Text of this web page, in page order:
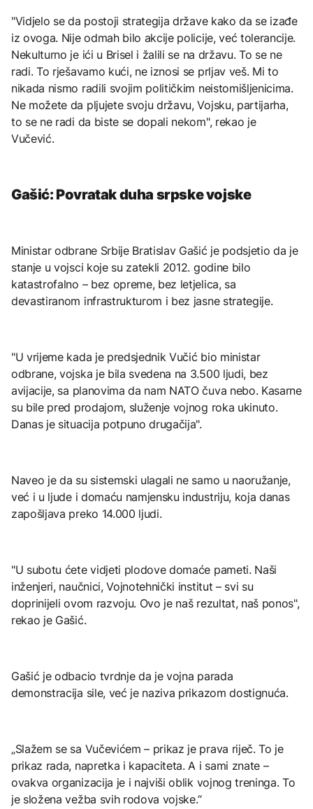
"Vidjelo se da postoji strategija države kako da se izađe
iz ovoga. Nije odmah bilo akcije policije, već tolerancije.
Nekulturno je ići u Brisel i žalili se na državu. To se ne
radi. To rješavamo kući, ne iznosi se prljav veš. Mi to
nikada nismo radili svojim političkim neistomišljenicima.
Ne možete da pljujete svoju državu, Vojsku, partijarha,
to se ne radi da biste se dopali nekom", rekao je
Vučević.
Gašić: Povratak duha srpske vojske
Ministar odbrane Srbije Bratislav Gašić je podsjetio da je
stanje u vojsci koje su zatekli 2012. godine bilo
katastrofalno – bez opreme, bez letjelica, sa
devastiranom infrastrukturom i bez jasne strategije.
"U vrijeme kada je predsjednik Vučić bio ministar
odbrane, vojska je bila svedena na 3.500 ljudi, bez
avijacije, sa planovima da nam NATO čuva nebo. Kasarne
su bile pred prodajom, služenje vojnog roka ukinuto.
Danas je situacija potpuno drugačija".
Naveo je da su sistemski ulagali ne samo u naoružanje,
već i u ljude i domaću namjensku industriju, koja danas
zapošljava preko 14.000 ljudi.
"U subotu ćete vidjeti plodove domaće pameti. Naši
inženjeri, naučnici, Vojnotehnički institut – svi su
doprinijeli ovom razvoju. Ovo je naš rezultat, naš ponos",
rekao je Gašić.
Gašić je odbacio tvrdnje da je vojna parada
demonstracija sile, već je naziva prikazom dostignuća.
„Slažem se sa Vučevićem – prikaz je prava riječ. To je
prikaz rada, napretka i kapaciteta. A i sami znate –
ovakva organizacija je i najviši oblik vojnog treninga. To
je složena vežba svih rodova vojske.“